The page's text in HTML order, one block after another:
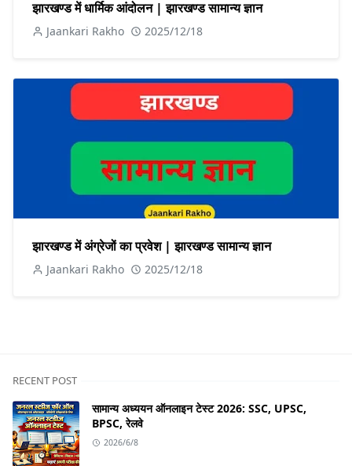
झारखण्ड में धार्मिक आंदोलन | झारखण्ड सामान्य ज्ञान
Jaankari Rakho 2025/12/18
झारखण्ड में अंग्रेजों का प्रवेश | झारखण्ड सामान्य ज्ञान
Jaankari Rakho 2025/12/18
RECENT POST
सामान्य अध्ययन ऑनलाइन टेस्ट 2026: SSC, UPSC,
BPSC, रेलवे
2026/6/8